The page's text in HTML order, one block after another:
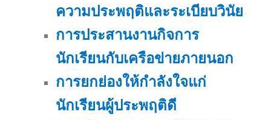
ความประพฤติและระเบียบวินัย
การประสานงานกิจการ
นักเรียนกับเครือข่ายภายนอก
การยกย่องให้กำลังใจแก่
นักเรียนผู้ประพฤติดี